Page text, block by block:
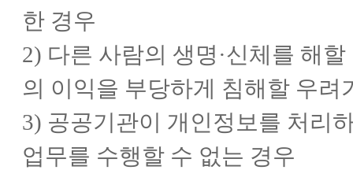
한 경우
2) 다른 사람의 생명·신체를 해
의 이익을 부당하게 침해할 우려
3) 공공기관이 개인정보를 처리
업무를 수행할 수 없는 경우